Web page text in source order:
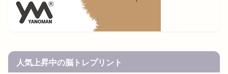
人気上昇中の脳トレプリント